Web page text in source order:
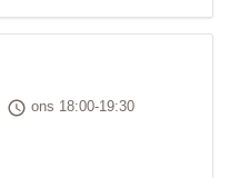
Tid
ons 18:00-19:30